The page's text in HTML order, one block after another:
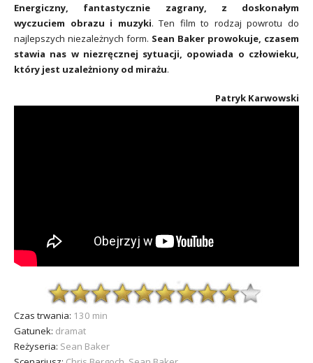
Energiczny, fantastycznie zagrany, z doskonałym
wyczuciem obrazu i muzyki. Ten film to rodzaj powrotu do
najlepszych niezależnych form. Sean Baker prowokuje, czasem
stawia nas w niezręcznej sytuacji, opowiada o człowieku,
który jest uzależniony od mirażu.
Patryk Karwowski
Czas trwania: 130 min
Gatunek: dramat
Reżyseria: Sean Baker